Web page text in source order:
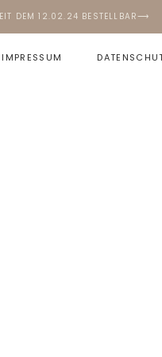
DEM 12.02.24 BESTELLBAR⟶
IMPRESSUM